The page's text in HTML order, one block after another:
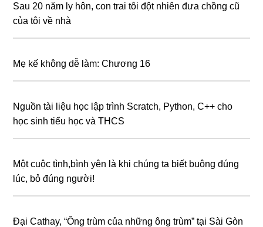
Sau 20 năm ly hôn, con trai tôi đột nhiên đưa chồng cũ
của tôi về nhà
Mẹ kế không dễ làm: Chương 16
Nguồn tài liệu học lập trình Scratch, Python, C++ cho
học sinh tiểu học và THCS
Một cuộc tình,bình yên là khi chúng ta biết buông đúng
lúc, bỏ đúng người!
Đại Cathay, “Ông trùm của những ông trùm” tại Sài Gòn